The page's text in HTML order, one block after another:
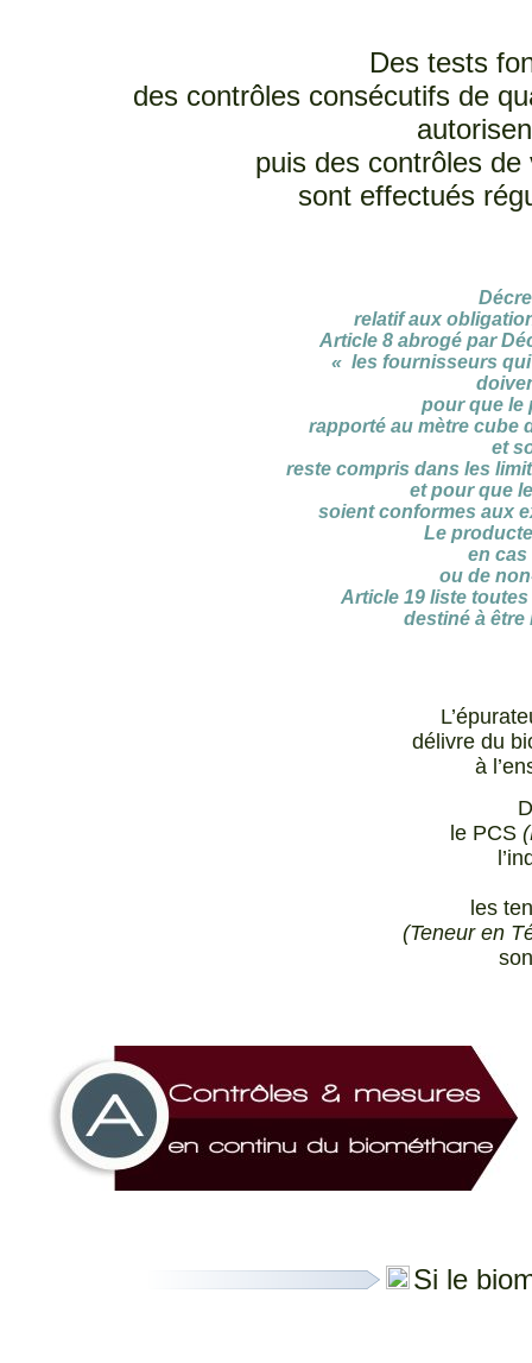
Des tests
des contrôles consécutifs de
puis des contrôles
sont effectués
relatif aux
Article 8 abrogé par
« les fournisseurs
pour que le
rapporté au mètre cube
et
reste compris dans les
et pour que
soient conformes aux
Le
en
ou de
Article 19 liste
destiné à être
délivre du
à
le PCS
les
(Teneur en
Si le